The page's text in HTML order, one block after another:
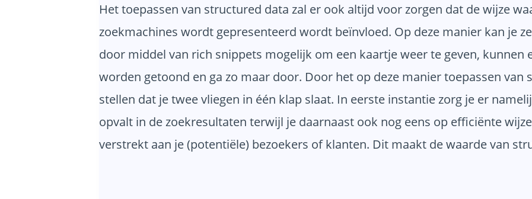
Het toepassen van structured data zal er ook altijd voor zorgen dat de wijze
zoekmachines wordt gepresenteerd wordt beïnvloed. Op deze manier kan je
door middel van rich snippets mogelijk om een kaartje weer te geven, kunnen
worden getoond en ga zo maar door. Door het op deze manier toepassen van
stellen dat je twee vliegen in één klap slaat. In eerste instantie zorg je er
opvalt in de zoekresultaten terwijl je daarnaast ook nog eens op efficiënte
verstrekt aan je (potentiële) bezoekers of klanten. Dit maakt de waarde van